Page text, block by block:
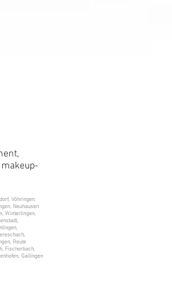
Vöhringen,
Neuhausen
Winterlingen,
Reute
Fischerbach,
Gailingen